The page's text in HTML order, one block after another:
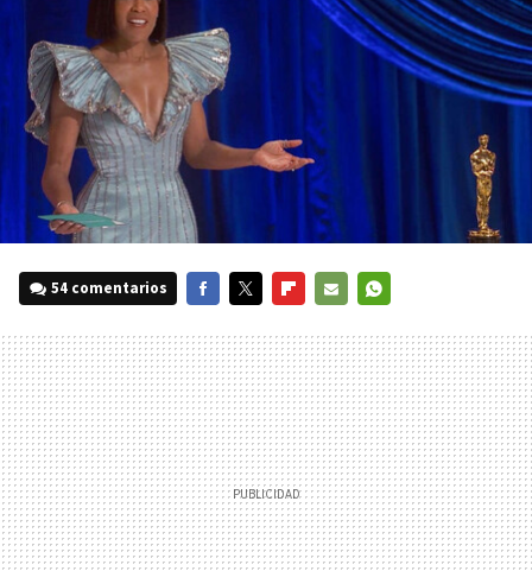
54 comentarios
MAIL